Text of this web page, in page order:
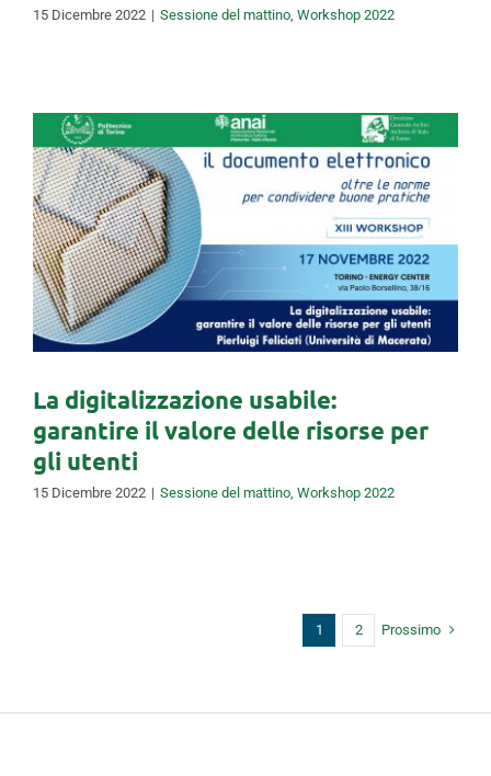
15 Dicembre 2022 | Sessione del mattino, Workshop 2022
La digitalizzazione usabile:
garantire il valore delle
risorse per gli utenti
La digitalizzazione usabile:
garantire il valore delle risorse per
gli utenti
15 Dicembre 2022 | Sessione del mattino, Workshop 2022
1 2 Prossimo